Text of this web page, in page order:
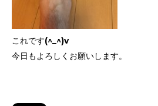
これです(^_^)v
今日もよろしくお願いします。